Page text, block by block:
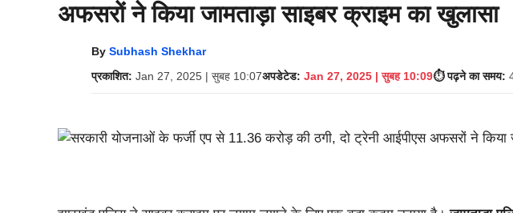
अफसरों ने किया जामताड़ा साइबर क्राइम का खुलासा
By Subhash Shekhar
प्रकाशित: Jan 27, 2025 | सुबह 10:07अपडेटेड: Jan 27, 2025 | सुबह 10:09⏱️ पढ़ने का समय: